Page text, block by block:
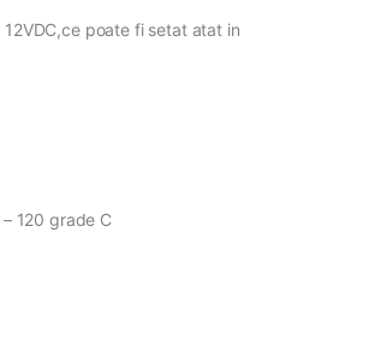
poate fi setat atat in
120 grade C